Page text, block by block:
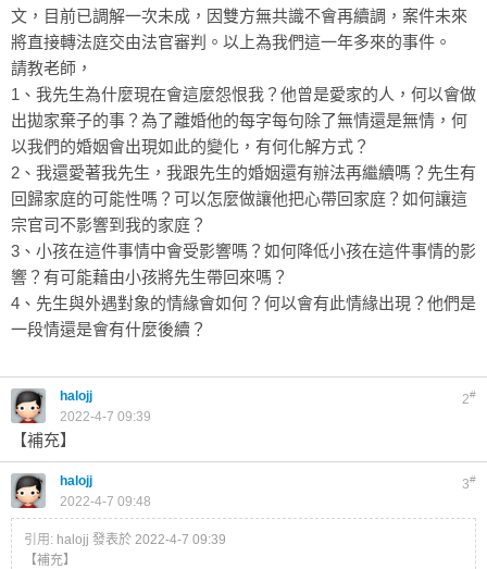
文，目前已調解一次未成，因雙方無共識不會再續調，案件未來
將直接轉法庭交由法官審判。以上為我們這一年多來的事件。
請教老師，
1、我先生為什麼現在會這麼怨恨我？他曾是愛家的人，何以會做
出拋家棄子的事？為了離婚他的每字每句除了無情還是無情，何
以我們的婚姻會出現如此的變化，有何化解方式？
2、我還愛著我先生，我跟先生的婚姻還有辦法再繼續嗎？先生有
回歸家庭的可能性嗎？可以怎麼做讓他把心帶回家庭？如何讓這
宗官司不影響到我的家庭？
3、小孩在這件事情中會受影響嗎？如何降低小孩在這件事情的影
響？有可能藉由小孩將先生帶回來嗎？
4、先生與外遇對象的情緣會如何？何以會有此情緣出現？他們是
一段情還是會有什麼後續？
2#
halojj
2022-4-7 09:39
【補充】
3#
halojj
2022-4-7 09:48
引用: halojj 發表於 2022-4-7 09:39
【補充】